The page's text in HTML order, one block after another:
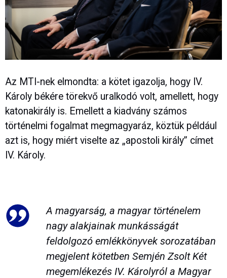
Az MTI-nek elmondta: a kötet igazolja, hogy IV.
Károly békére törekvő uralkodó volt, amellett, hogy
katonakirály is. Emellett a kiadvány számos
történelmi fogalmat megmagyaráz, köztük például
azt is, hogy miért viselte az „apostoli király” címet
IV. Károly.
A magyarság, a magyar történelem
nagy alakjainak munkásságát
feldolgozó emlékkönyvek sorozatában
megjelent kötetben Semjén Zsolt Két
megemlékezés IV. Károlyról a Magyar